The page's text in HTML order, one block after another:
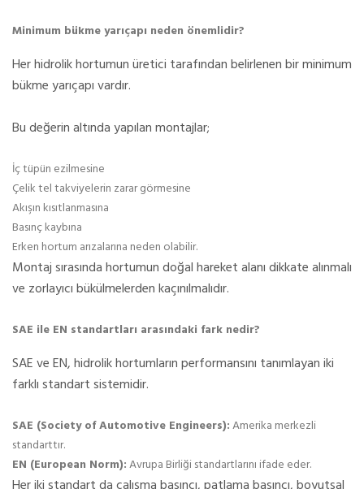
Minimum bükme yarıçapı neden önemlidir?
Her hidrolik hortumun üretici tarafından belirlenen bir minimum
bükme yarıçapı vardır.
Bu değerin altında yapılan montajlar;
İç tüpün ezilmesine
Çelik tel takviyelerin zarar görmesine
Akışın kısıtlanmasına
Basınç kaybına
Erken hortum arızalarına neden olabilir.
Montaj sırasında hortumun doğal hareket alanı dikkate alınmalı
ve zorlayıcı bükülmelerden kaçınılmalıdır.
SAE ile EN standartları arasındaki fark nedir?
SAE ve EN, hidrolik hortumların performansını tanımlayan iki
farklı standart sistemidir.
SAE (Society of Automotive Engineers):Amerika merkezli
standarttır.
EN (European Norm):Avrupa Birliği standartlarını ifade eder.